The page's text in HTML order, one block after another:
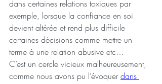
dans certaines relations toxiques par
exemple, lorsque la confiance en soi
devient altérée et rend plus difficile
certaines décisions comme mettre un
terme à une relation abusive etc…
C’est un cercle vicieux malheureusement,
comme nous avons pu l’évoquer dans